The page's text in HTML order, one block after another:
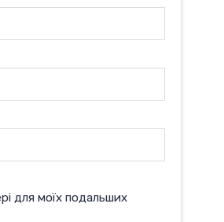
для моїх подальших